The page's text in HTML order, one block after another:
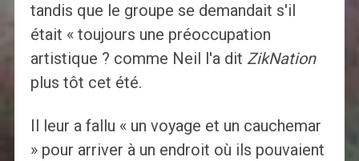
tandis que le groupe se demandait s'il
était « toujours une préoccupation
artistique ? comme Neil l'a dit ZikNation
plus tôt cet été.
Il leur a fallu « un voyage et un cauchemar
» pour arriver à un endroit où ils pouvaient